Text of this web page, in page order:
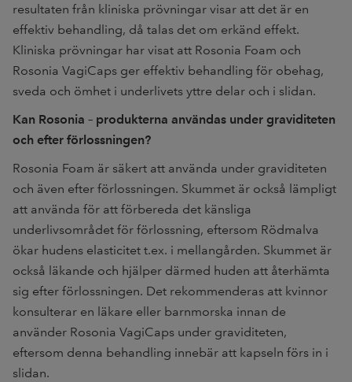
resultaten från kliniska prövningar visar att det är en
effektiv behandling, då talas det om erkänd effekt.
Kliniska prövningar har visat att Rosonia Foam och
Rosonia VagiCaps ger effektiv behandling för obehag,
sveda och ömhet i underlivets yttre delar och i slidan.
Kan Rosonia – produkterna användas under graviditeten
och efter förlossningen?
Rosonia Foam är säkert att använda under graviditeten
och även efter förlossningen. Skummet är också lämpligt
att använda för att förbereda det känsliga
underlivsområdet för förlossning, eftersom Rödmalva
ökar hudens elasticitet t.ex. i mellangården. Skummet är
också läkande och hjälper därmed huden att återhämta
sig efter förlossningen. Det rekommenderas att kvinnor
konsulterar en läkare eller barnmorska innan de
använder Rosonia VagiCaps under graviditeten,
eftersom denna behandling innebär att kapseln förs in i
slidan.